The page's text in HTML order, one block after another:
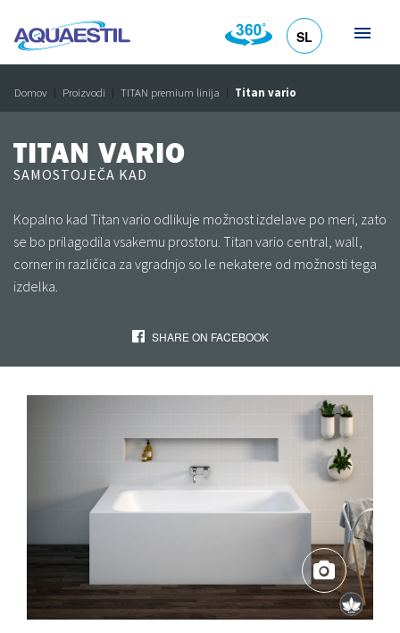
SL
Domov Proizvodi TITAN premium linija Titan vario
TITAN VARIO
SAMOSTOJEČA KAD
Kopalno kad Titan vario odlikuje možnost izdelave po meri, zato
se bo prilagodila vsakemu prostoru. Titan vario central, wall,
corner in različica za vgradnjo so le nekatere od možnosti tega
izdelka.
SHARE ON FACEBOOK